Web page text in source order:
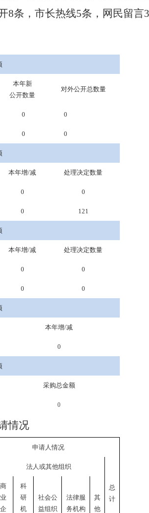
8条， 市长热线5条 ，网民留言
本年新
公开数量
对外公开总数量
0 0
0 0
本年增/减 处理决定数量
0 0
0 121
本年增/减 处理决定数量
0 0
0 0
本年增/减
0
采购总金额
0
情况
申请人情况
法人或其他组织
总
计
商
业
企
科
研
机
社会公
益组织
法律服
务机构
其
他